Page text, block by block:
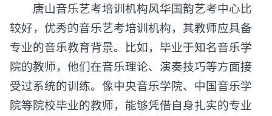
唐山音乐艺考培训机构风华国韵艺考中心比
较好，优秀的音乐艺考培训机构，其教师应具备
专业的音乐教育背景。比如，毕业于知名音乐学
院的教师，他们在音乐理论、演奏技巧等方面接
受过系统的训练。像中央音乐学院、中国音乐学
院等院校毕业的教师，能够凭借自身扎实的专业